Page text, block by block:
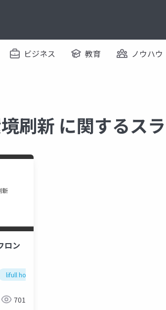
ビジネス 教育 ノウハウ
刷新 に関するス
ロン
lifull home's
701